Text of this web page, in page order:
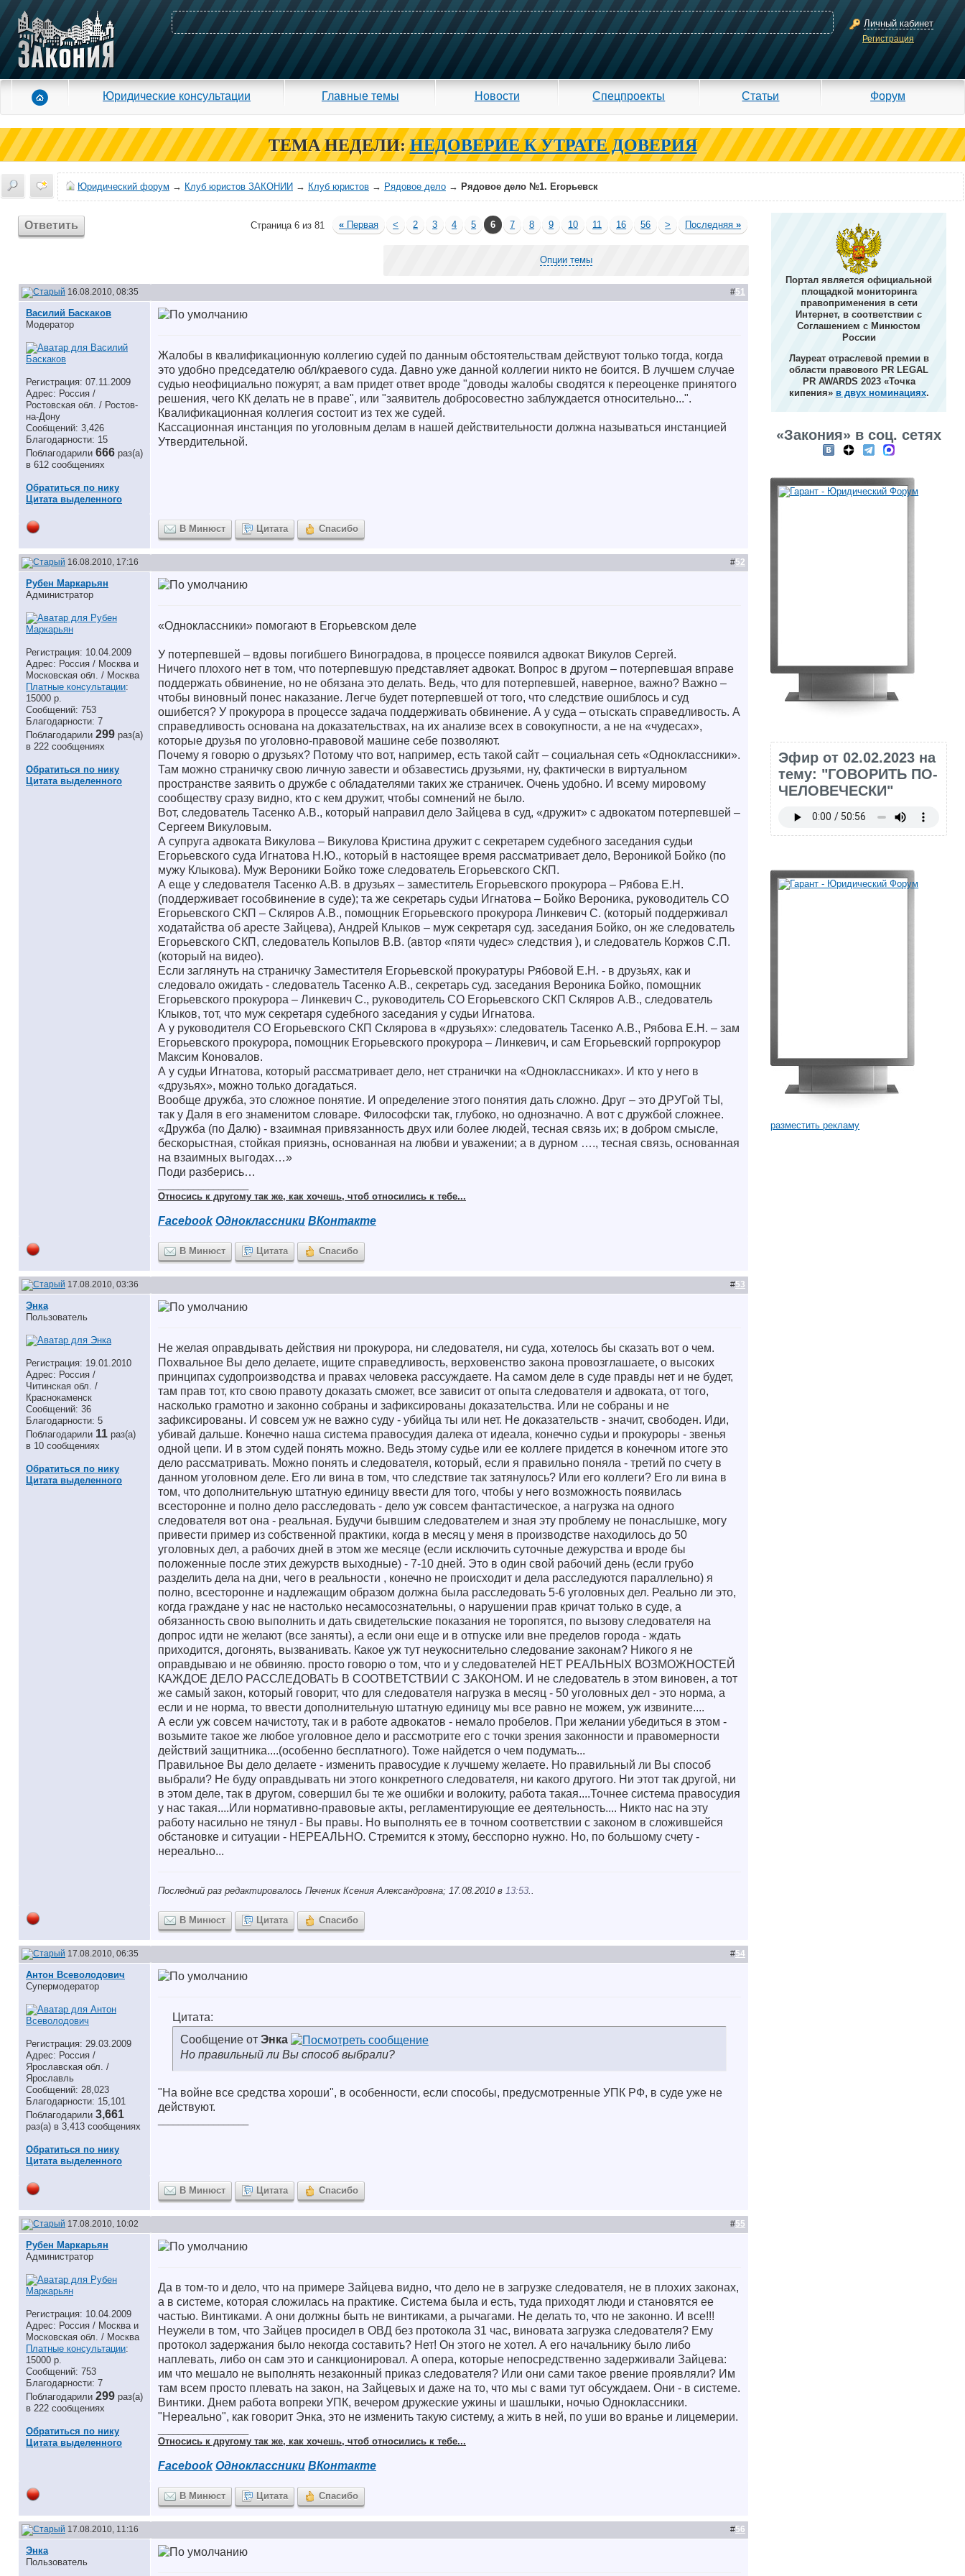
Личный кабинет
Регистрация
Юридические консультации Главные темы Новости Спецпроекты Статьи Форум
ТЕМА НЕДЕЛИ: НЕДОВЕРИЕ К УТРАТЕ ДОВЕРИЯ
Юридический форум → Клуб юристов ЗАКОНИИ → Клуб юристов → Рядовое дело → Рядовое дело №1. Егорьевск
Ответить Страница 6 из 81 « Первая < 2 3 4 5 6 7 8 9 10 11 16 56 > Последняя»
Опции темы
16.08.2010, 08:35 #51
Василий Баскаков
Модератор
Регистрация: 07.11.2009
Адрес: Россия /
Ростовская обл. / Ростов-
на-Дону
Сообщений: 3,426
Благодарности: 15
Поблагодарили 666 раз(а)
в 612 сообщениях
Обратиться по нику
Цитата выделенного
Жалобы в квалификационную коллегию судей по данным обстоятельствам действуют только тогда, когда
это удобно председателю обл/краевого суда. Давно уже данной коллегии никто не боится. В лучшем случае
судью неофициально пожурят, а вам придет ответ вроде "доводы жалобы сводятся к переоценке принятого
решения, чего КК делать не в праве", или "заявитель добросовестно заблуждается относительно...".
Квалификационная коллегия состоит из тех же судей.
Кассационная инстанция по уголовным делам в нашей действительности должна называться инстанцией
Утвердительной.
В Минюст Цитата Спасибо
16.08.2010, 17:16 #52
Рубен Маркарьян
Администратор
Регистрация: 10.04.2009
Адрес: Россия / Москва и
Московская обл. / Москва
Платные консультации:
15000 р.
Сообщений: 753
Благодарности: 7
Поблагодарили 299 раз(а)
в 222 сообщениях
Обратиться по нику
Цитата выделенного
«Одноклассники» помогают в Егорьевском деле
У потерпевшей – вдовы погибшего Виноградова, в процессе появился адвокат Викулов Сергей.
Ничего плохого нет в том, что потерпевшую представляет адвокат. Вопрос в другом – потерпевшая вправе
поддержать обвинение, но не обязана это делать. Ведь, что для потерпевшей, наверное, важно? Важно –
чтобы виновный понес наказание. Легче будет потерпевшей от того, что следствие ошиблось и суд
ошибется? У прокурора в процессе задача поддерживать обвинение. А у суда – отыскать справедливость. А
справедливость основана на доказательствах, на их анализе всех в совокупности, а не на «чудесах»,
которые друзья по уголовно-правовой машине себе позволяют.
Почему я говорю о друзьях? Потому что вот, например, есть такой сайт – социальная сеть «Одноклассники».
Там можно страничку свою личную завести и обзавестись друзьями, ну, фактически в виртуальном
пространстве заявить о дружбе с обладателями таких же страничек. Очень удобно. И всему мировому
сообществу сразу видно, кто с кем дружит, чтобы сомнений не было.
Вот, следователь Тасенко А.В., который направил дело Зайцева в суд, «дружит» с адвокатом потерпевшей –
Сергеем Викуловым.
А супруга адвоката Викулова – Викулова Кристина дружит с секретарем судебного заседания судьи
Егорьевского суда Игнатова Н.Ю., который в настоящее время рассматривает дело, Вероникой Бойко (по
мужу Клыкова). Муж Вероники Бойко тоже следователь Егорьевского СКП.
А еще у следователя Тасенко А.В. в друзьях – заместитель Егорьевского прокурора – Рябова Е.Н.
(поддерживает гособвинение в суде); та же секретарь судьи Игнатова – Бойко Вероника, руководитель СО
Егорьевского СКП – Скляров А.В., помощник Егорьевского прокурора Линкевич С. (который поддерживал
ходатайства об аресте Зайцева), Андрей Клыков – муж секретаря суд. заседания Бойко, он же следователь
Егорьевского СКП, следователь Копылов В.В. (автор «пяти чудес» следствия ), и следователь Коржов С.П.
(который на видео).
Если заглянуть на страничку Заместителя Егорьевской прокуратуры Рябовой Е.Н. - в друзьях, как и
следовало ожидать - следователь Тасенко А.В., секретарь суд. заседания Вероника Бойко, помощник
Егорьевского прокурора – Линкевич С., руководитель СО Егорьевского СКП Скляров А.В., следователь
Клыков, тот, что муж секретаря судебного заседания у судьи Игнатова.
А у руководителя СО Егорьевского СКП Склярова в «друзьях»: следователь Тасенко А.В., Рябова Е.Н. – зам
Егорьевского прокурора, помощник Егорьевского прокурора – Линкевич, и сам Егорьевский горпрокурор
Максим Коновалов.
А у судьи Игнатова, который рассматривает дело, нет странички на «Одноклассниках». И кто у него в
«друзьях», можно только догадаться.
Вообще дружба, это сложное понятие. И определение этого понятия дать сложно. Друг – это ДРУГой ТЫ,
так у Даля в его знаменитом словаре. Философски так, глубоко, но однозначно. А вот с дружбой сложнее.
«Дружба (по Далю) - взаимная привязанность двух или более людей, тесная связь их; в добром смысле,
бескорыстная, стойкая приязнь, основанная на любви и уважении; а в дурном …., тесная связь, основанная
на взаимных выгодах…»
Поди разберись…
Относись к другому так же, как хочешь, чтоб относились к тебе...
Facebook Одноклассники ВКонтакте
В Минюст Цитата Спасибо
17.08.2010, 03:36 #53
Энка
Пользователь
Регистрация: 19.01.2010
Адрес: Россия /
Читинская обл. /
Краснокаменск
Сообщений: 36
Благодарности: 5
Поблагодарили 11 раз(а)
в 10 сообщениях
Обратиться по нику
Цитата выделенного
Не желая оправдывать действия ни прокурора, ни следователя, ни суда, хотелось бы сказать вот о чем.
Похвальное Вы дело делаете, ищите справедливость, верховенство закона провозглашаете, о высоких
принципах судопроизводства и правах человека рассуждаете. На самом деле в суде правды нет и не будет,
там прав тот, кто свою правоту доказать сможет, все зависит от опыта следователя и адвоката, от того,
насколько грамотно и законно собраны и зафиксированы доказательства. Или не собраны и не
зафиксированы. И совсем уж не важно суду - убийца ты или нет. Не доказательств - значит, свободен. Иди,
убивай дальше. Конечно наша система правосудия далека от идеала, конечно судьи и прокуроры - звенья
одной цепи. И в этом судей понять можно. Ведь этому судье или ее коллеге придется в конечном итоге это
дело рассматривать. Можно понять и следователя, который, если я правильно поняла - третий по счету в
данном уголовном деле. Его ли вина в том, что следствие так затянулось? Или его коллеги? Его ли вина в
том, что дополнительную штатную единицу ввести для того, чтобы у него возможность появилась
всесторонне и полно дело расследовать - дело уж совсем фантастическое, а нагрузка на одного
следователя вот она - реальная. Будучи бывшим следователем и зная эту проблему не понаслышке, могу
привести пример из собственной практики, когда в месяц у меня в производстве находилось до 50
уголовных дел, а рабочих дней в этом же месяце (если исключить суточные дежурства и вроде бы
положенные после этих дежурств выходные) - 7-10 дней. Это в один свой рабочий день (если грубо
разделить дела на дни, чего в реальности , конечно не происходит и дела расследуются параллельно) я
полно, всесторонне и надлежащим образом должна была расследовать 5-6 уголовных дел. Реально ли это,
когда граждане у нас не настолько несамосознательны, о нарушении прав кричат только в суде, а
обязанность свою выполнить и дать свидетельские показания не торопятся, по вызову следователя на
допрос идти не желают (все заняты), а если они еще и в отпуске или вне пределов города - ждать
приходится, догонять, вызванивать. Какое уж тут неукоснительно следование законам? Никого я не
оправдываю и не обвиняю. просто говорю о том, что и у следователей НЕТ РЕАЛЬНЫХ ВОЗМОЖНОСТЕЙ
КАЖДОЕ ДЕЛО РАССЛЕДОВАТЬ В СООТВЕТСТВИИ С ЗАКОНОМ. И не следователь в этом виновен, а тот
же самый закон, который говорит, что для следователя нагрузка в месяц - 50 уголовных дел - это норма, а
если и не норма, то ввести дополнительную штатную единицу мы все равно не можем, уж извините....
А если уж совсем начистоту, так и в работе адвокатов - немало пробелов. При желании убедиться в этом -
возьмите такое же любое уголовное дело и рассмотрите его с точки зрения законности и правомерности
действий защитника....(особенно бесплатного). Тоже найдется о чем подумать...
Правильное Вы дело делаете - изменить правосудие к лучшему желаете. Но правильный ли Вы способ
выбрали? Не буду оправдывать ни этого конкретного следователя, ни какого другого. Ни этот так другой, ни
в этом деле, так в другом, совершил бы те же ошибки и волокиту, работа такая....Точнее система правосудия
у нас такая....Или нормативно-правовые акты, регламентирующие ее деятельность.... Никто нас на эту
работу насильно не тянул - Вы правы. Но выполнять ее в точном соответствии с законом в сложившейся
обстановке и ситуации - НЕРЕАЛЬНО. Стремится к этому, бесспорно нужно. Но, по большому счету -
нереально...
Последний раз редактировалось Печеник Ксения Александровна; 17.08.2010 в 13:53..
В Минюст Цитата Спасибо
17.08.2010, 06:35 #54
Антон Всеволодович
Супермодератор
Регистрация: 29.03.2009
Адрес: Россия /
Ярославская обл. /
Ярославль
Сообщений: 28,023
Благодарности: 15,101
Поблагодарили 3,661
раз(а) в 3,413 сообщениях
Обратиться по нику
Цитата выделенного
Цитата:
Сообщение от Энка
Но правильный ли Вы способ выбрали?
"На войне все средства хороши", в особенности, если способы, предусмотренные УПК РФ, в суде уже не
действуют.
В Минюст Цитата Спасибо
17.08.2010, 10:02 #55
Рубен Маркарьян
Администратор
Регистрация: 10.04.2009
Адрес: Россия / Москва и
Московская обл. / Москва
Платные консультации:
15000 р.
Сообщений: 753
Благодарности: 7
Поблагодарили 299 раз(а)
в 222 сообщениях
Обратиться по нику
Цитата выделенного
Да в том-то и дело, что на примере Зайцева видно, что дело не в загрузке следователя, не в плохих законах,
а в системе, которая сложилась на практике. Система была и есть, туда приходят люди и становятся ее
частью. Винтиками. А они должны быть не винтиками, а рычагами. Не делать то, что не законно. И все!!!
Неужели в том, что Зайцев просидел в ОВД без протокола 31 час, виновата загрузка следователя? Ему
протокол задержания было некогда составить? Нет! Он этого не хотел. А его начальнику было либо
наплевать, либо он сам это и санкционировал. А опера, которые непосредственно задерживали Зайцева:
им что мешало не выполнять незаконный приказ следователя? Или они сами такое рвение проявляли? Им
там всем просто плевать на закон, на Зайцевых и даже на то, что мы с вами тут обсуждаем. Они - в системе.
Винтики. Днем работа вопреки УПК, вечером дружеские ужины и шашлыки, ночью Одноклассники.
"Нереально", как говорит Энка, это не изменить такую систему, а жить в ней, по уши во вранье и лицемерии.
Относись к другому так же, как хочешь, чтоб относились к тебе...
Facebook Одноклассники ВКонтакте
В Минюст Цитата Спасибо
17.08.2010, 11:16 #56
Энка
Пользователь
Портал является официальной
площадкой мониторинга
правоприменения в сети
Интернет, в соответствии с
Соглашением с Минюстом
России
Лауреат отраслевой премии в
области правового PR LEGAL
PR AWARDS 2023 «Точка
кипения» в двух номинациях.
«Закония» в соц. сетях
Эфир от 02.02.2023 на
тему: "ГОВОРИТЬ ПО-
ЧЕЛОВЕЧЕСКИ"
разместить рекламу